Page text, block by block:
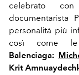
celebrato
documentarista
personalità più
così come le
Balenciaga:
Krit